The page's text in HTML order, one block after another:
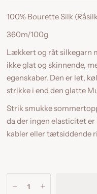
100% Bourette Silk
360m/100g
Lækkert og råt silkegarn
ikke glat og skinnende,
egenskaber. Den er let,
strikke i end den glatte
Strik smukke
da der ingen elasticitet
kabler eller tætsiddende